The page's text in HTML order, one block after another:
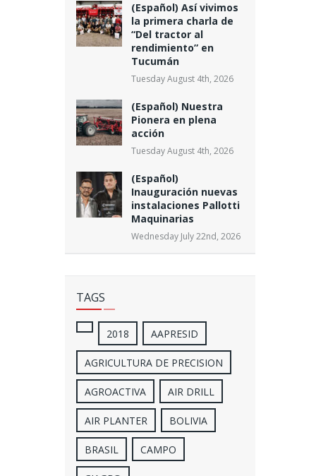
(Español) Así vivimos
la primera charla de
“Del tractor al
rendimiento” en
Tucumán
Tuesday August 4th, 2026
(Español) Nuestra
Pionera en plena
acción
Tuesday August 4th, 2026
(Español)
Inauguración nuevas
instalaciones Pallotti
Maquinarias
Wednesday July 22nd, 2026
TAGS
2018 AAPRESID
AGRICULTURA DE PRECISION
AGROACTIVA AIR DRILL
AIR PLANTER BOLIVIA
BRASIL CAMPO